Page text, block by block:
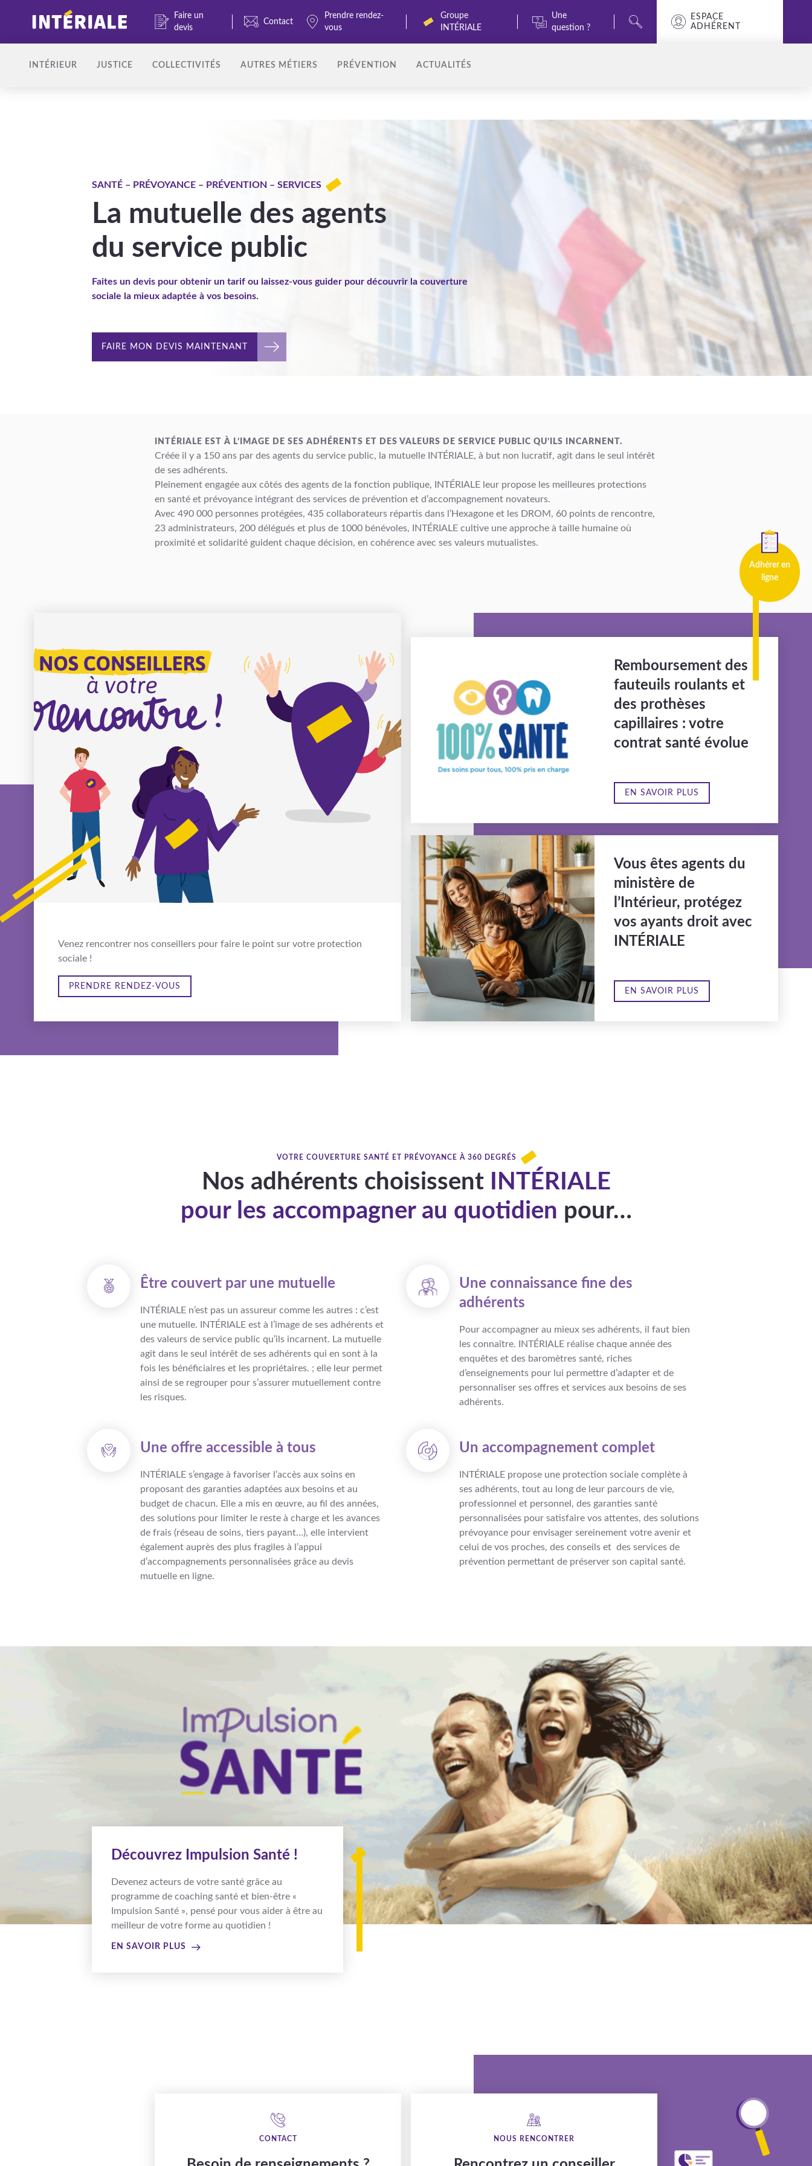
Faire un
devis
Contact
Prendre rendez-
vous
Groupe
INTÉRIALE
Une
question ?
ESPACE
ADHÉRENT
INTÉRIEUR JUSTICE COLLECTIVITÉS AUTRES MÉTIERS PRÉVENTION ACTUALITÉS
Adhérer en
ligne
SANTÉ – PRÉVOYANCE – PRÉVENTION – SERVICES
La mutuelle des agents
du service public
Faites un devis pour obtenir un tarif ou laissez-vous guider pour découvrir la couverture
sociale la mieux adaptée à vos besoins.
FAIRE MON DEVIS MAINTENANT
INTÉRIALE EST À L’IMAGE DE SES ADHÉRENTS ET DES VALEURS DE SERVICE PUBLIC QU’ILS INCARNENT.
Créée il y a 150 ans par des agents du service public, la mutuelle INTÉRIALE, à but non lucratif, agit dans le seul intérêt
de ses adhérents.
Pleinement engagée aux côtés des agents de la fonction publique, INTÉRIALE leur propose les meilleures protections
en santé et prévoyance intégrant des services de prévention et d’accompagnement novateurs.
Avec 490 000 personnes protégées, 435 collaborateurs répartis dans l’Hexagone et les DROM, 60 points de rencontre,
23 administrateurs, 200 délégués et plus de 1000 bénévoles, INTÉRIALE cultive une approche à taille humaine où
proximité et solidarité guident chaque décision, en cohérence avec ses valeurs mutualistes.
Venez rencontrer nos conseillers pour faire le point sur votre protection
sociale !
PRENDRE RENDEZ-VOUS
Remboursement des
fauteuils roulants et
des prothèses
capillaires : votre
contrat santé évolue
EN SAVOIR PLUS
Vous êtes agents du
ministère de
l’Intérieur, protégez
vos ayants droit avec
INTÉRIALE
EN SAVOIR PLUS
VOTRE COUVERTURE SANTÉ ET PRÉVOYANCE À 360 DEGRÉS
Nos adhérents choisissent
INTÉRIALE
pour les accompagner au quotidien pour…
Être couvert par une mutuelle
INTÉRIALE n’est pas un assureur comme les autres : c’est
une mutuelle. INTÉRIALE est à l’image de ses adhérents et
des valeurs de service public qu’ils incarnent. La mutuelle
agit dans le seul intérêt de ses adhérents qui en sont à la
fois les bénéficiaires et les propriétaires. ; elle leur permet
ainsi de se regrouper pour s’assurer mutuellement contre
les risques.
Une connaissance fine des
adhérents
Pour accompagner au mieux ses adhérents, il faut bien
les connaître. INTÉRIALE réalise chaque année des
enquêtes et des baromètres santé, riches
d’enseignements pour lui permettre d’adapter et de
personnaliser ses offres et services aux besoins de ses
adhérents.
Une offre accessible à tous
INTÉRIALE s’engage à favoriser l’accès aux soins en
proposant des garanties adaptées aux besoins et au
budget de chacun. Elle a mis en œuvre, au fil des années,
des solutions pour limiter le reste à charge et les avances
de frais (réseau de soins, tiers payant…), elle intervient
également auprès des plus fragiles à l’appui
d’accompagnements personnalisées grâce au devis
mutuelle en ligne.
Un accompagnement complet
INTÉRIALE propose une protection sociale complète à
ses adhérents, tout au long de leur parcours de vie,
professionnel et personnel, des garanties santé
personnalisées pour satisfaire vos attentes, des solutions
prévoyance pour envisager sereinement votre avenir et
celui de vos proches, des conseils et des services de
prévention permettant de préserver son capital santé.
Découvrez Impulsion Santé !
Devenez acteurs de votre santé grâce au
programme de coaching santé et bien-être «
Impulsion Santé », pensé pour vous aider à être au
meilleur de votre forme au quotidien !
EN SAVOIR PLUS
CONTACT NOUS RENCONTRER